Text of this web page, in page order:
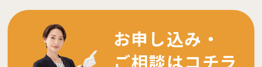
お申し込み・
ご相談はコチラ